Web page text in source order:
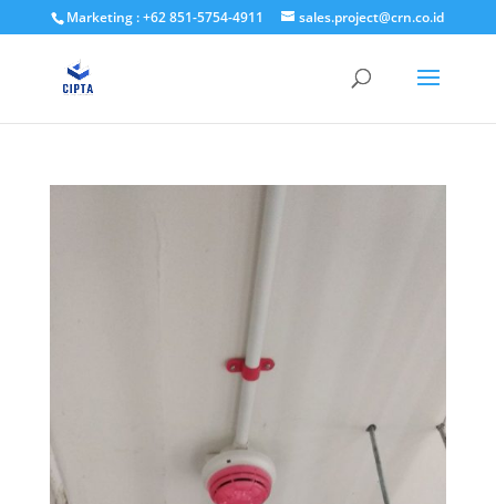
Marketing : +62 851-5754-4911 sales.project@crn.co.id